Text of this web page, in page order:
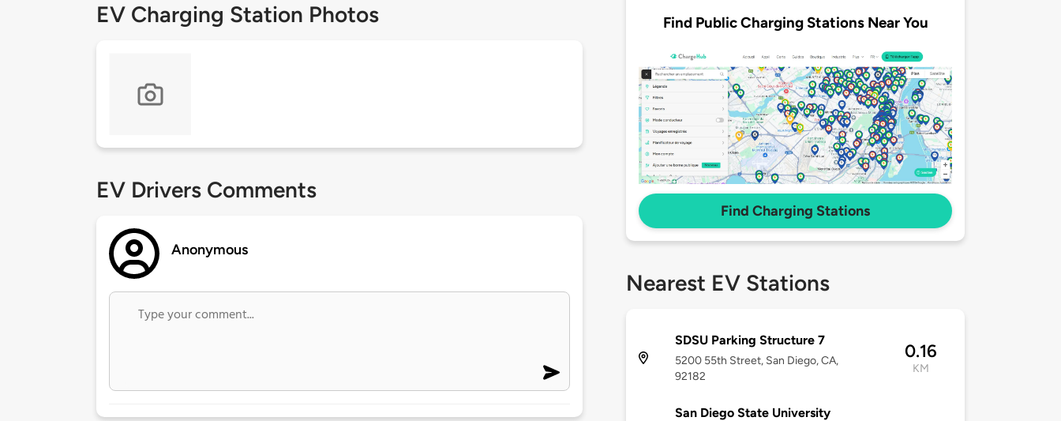
EV Charging Station Photos
EV Drivers Comments
Anonymous
Find Public Charging Stations Near You
Find Charging Stations
Nearest EV Stations
SDSU Parking Structure 7
5200 55th Street, San Diego, CA,
92182
0.16
KM
San Diego State University